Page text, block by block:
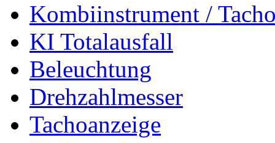
Kombiinstrument /
KI Totalausfall
Beleuchtung
Drehzahlmesser
Tachoanzeige